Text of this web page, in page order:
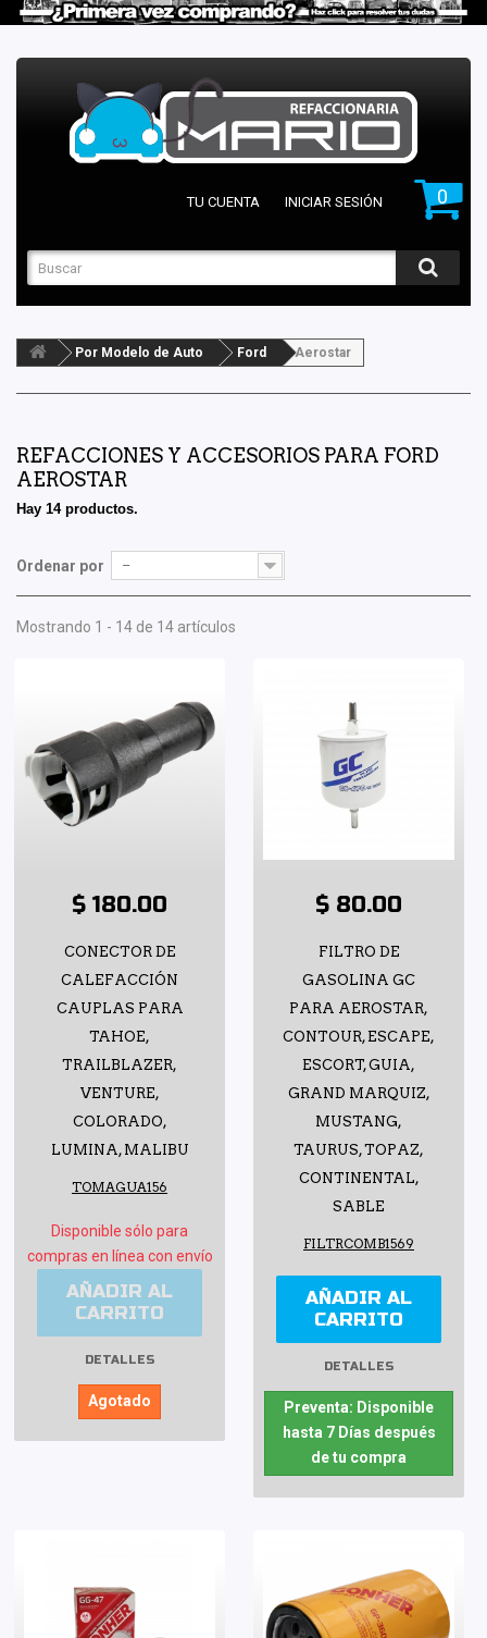
0
TU CUENTA INICIAR SESIÓN
Por Modelo de Auto Ford Aerostar
REFACCIONES Y ACCESORIOS PARA FORD
AEROSTAR
Hay 14 productos.
Ordenar por --
Mostrando 1 - 14 de 14 artículos
$ 180.00
CONECTOR DE
CALEFACCIÓN
CAUPLAS PARA
TAHOE,
TRAILBLAZER,
VENTURE,
COLORADO,
LUMINA, MALIBU
TOMAGUA156
Disponible sólo para
compras en línea con envío
AÑADIR AL
CARRITO
DETALLES
Agotado
$ 80.00
FILTRO DE
GASOLINA GC
PARA AEROSTAR,
CONTOUR, ESCAPE,
ESCORT, GUIA,
GRAND MARQUIZ,
MUSTANG,
TAURUS, TOPAZ,
CONTINENTAL,
SABLE
FILTRCOMB1569
AÑADIR AL
CARRITO
DETALLES
Preventa: Disponible
hasta 7 Días después
de tu compra